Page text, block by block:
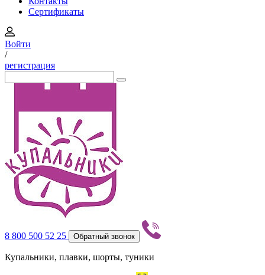
Сертификаты
Войти
/
регистрация
8 800 500 52 25 Обратный звонок
Купальники, плавки, шорты, туники